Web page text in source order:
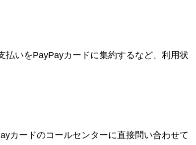
払いをPayPayカードに集約するなど、利用状
カードのコールセンターに直接問い合わせて